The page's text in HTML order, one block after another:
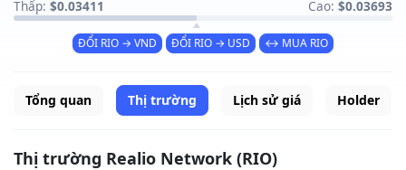
Thấp: $0.03411 Cao: $0.03693
ĐỔI RIO → VND ĐỔI RIO → USD ↔ MUA RIO
Tổng quan Thị trường Lịch sử giá Holder
Thị trường Realio Network (RIO)